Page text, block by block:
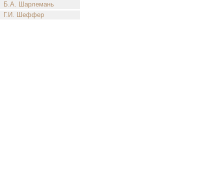
Б.А. Шарлемань
Г.И. Шеффер